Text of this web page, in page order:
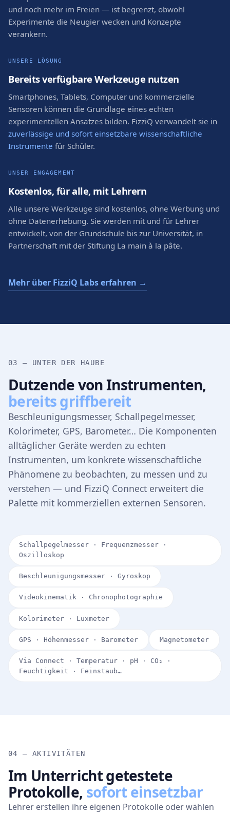
und noch mehr im Freien — ist begrenzt, obwohl
Experimente die Neugier wecken und Konzepte
verankern.
UNSERE LÖSUNG
Bereits verfügbare Werkzeuge nutzen
Smartphones, Tablets, Computer und kommerzielle
Sensoren können die Grundlage eines echten
experimentellen Ansatzes bilden. FizziQ verwandelt sie in
zuverlässige und sofort einsetzbare wissenschaftliche
Instrumente für Schüler.
UNSER ENGAGEMENT
Kostenlos, für alle, mit Lehrern
Alle unsere Werkzeuge sind kostenlos, ohne Werbung und
ohne Datenerhebung. Sie werden mit und für Lehrer
entwickelt, von der Grundschule bis zur Universität, in
Partnerschaft mit der Stiftung La main à la pâte.
Mehr über FizziQ Labs erfahren →
03 — UNTER DER HAUBE
Dutzende von Instrumenten,
bereits griffbereit
Beschleunigungsmesser, Schallpegelmesser,
Kolorimeter, GPS, Barometer… Die Komponenten
alltäglicher Geräte werden zu echten
Instrumenten, um konkrete wissenschaftliche
Phänomene zu beobachten, zu messen und zu
verstehen — und FizziQ Connect erweitert die
Palette mit kommerziellen externen Sensoren.
Schallpegelmesser · Frequenzmesser ·
Oszilloskop
Beschleunigungsmesser · Gyroskop
Videokinematik · Chronophotographie
Kolorimeter · Luxmeter
GPS · Höhenmesser · Barometer Magnetometer
Via Connect · Temperatur · pH · CO₂ ·
Feuchtigkeit · Feinstaub…
04 — AKTIVITÄTEN
Im Unterricht getestete
Protokolle, sofort einsetzbar
Lehrer erstellen ihre eigenen Protokolle oder wählen